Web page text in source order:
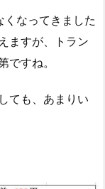
なってきました
ますが、トラン
ですね。
ても、あまりい